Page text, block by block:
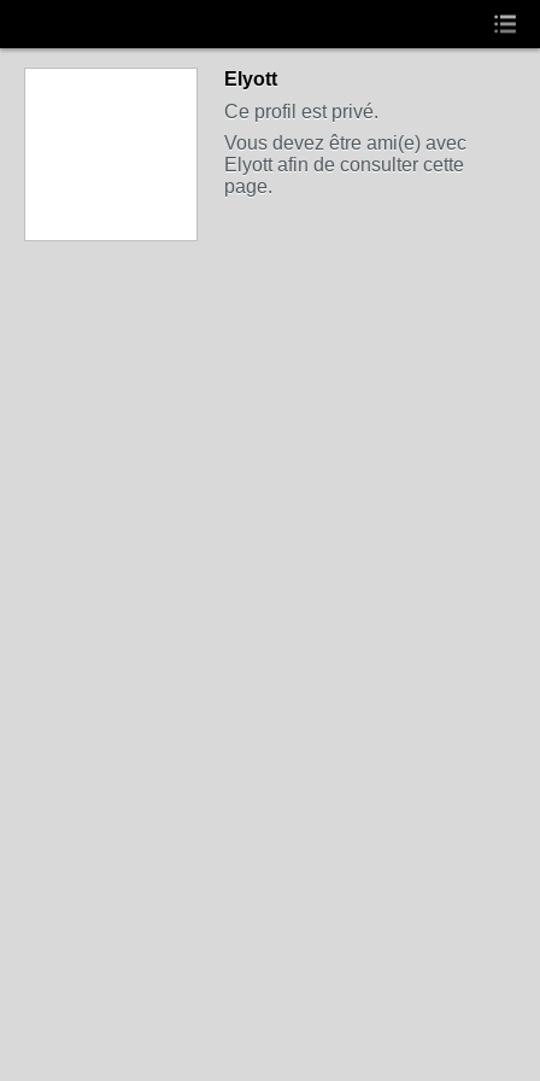
Elyott
Ce profil est privé.
Vous devez être ami(e) avec
Elyott afin de consulter cette
page.